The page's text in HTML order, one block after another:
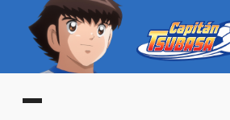
Main menu